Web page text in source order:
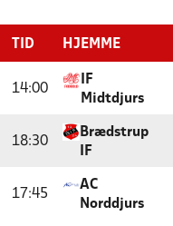
TID HJEMME
14:00
IF
Midtdjurs
18:30
Brædstrup
IF
17:45
AC
Norddjurs